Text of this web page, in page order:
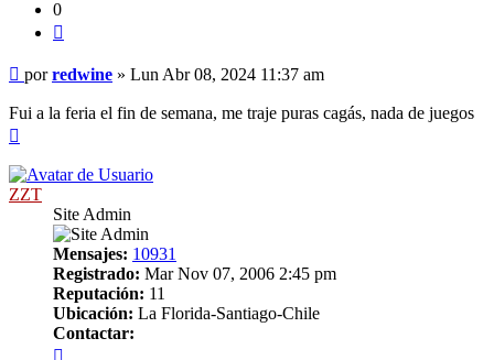
0
Mensaje
porredwine » Lun Abr 08, 2024 11:37 am
Fui a la feria el fin de semana, me traje puras cagás, nada de juegos
ZZT
Site Admin
Mensajes: 10931
Registrado: Mar Nov 07, 2006 2:45 pm
Reputación: 11
Ubicación: La Florida-Santiago-Chile
Contactar: